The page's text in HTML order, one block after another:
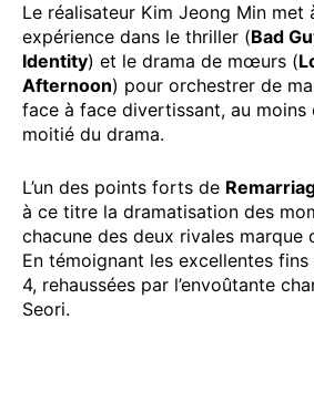
Le réalisateur Kim Jeong Min
expérience dans le thriller (Bad
Identity) et le drama de mœurs (
Afternoon) pour orchestrer de
face à face divertissant, au moins
moitié du drama.
L’un des points forts de
à ce titre la dramatisation des
chacune des deux rivales marque
En témoignant les excellentes
4, rehaussées par l’envoûtante
Seori.